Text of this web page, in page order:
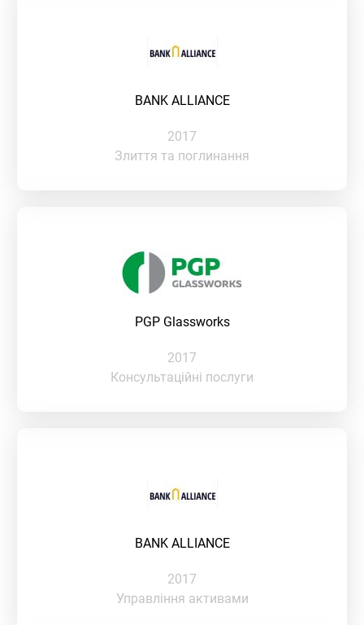
BANK ALLIANCE
2017
Злиття та поглинання
PGP Glassworks
2017
Консультаційні послуги
BANK ALLIANCE
2017
Управління активами